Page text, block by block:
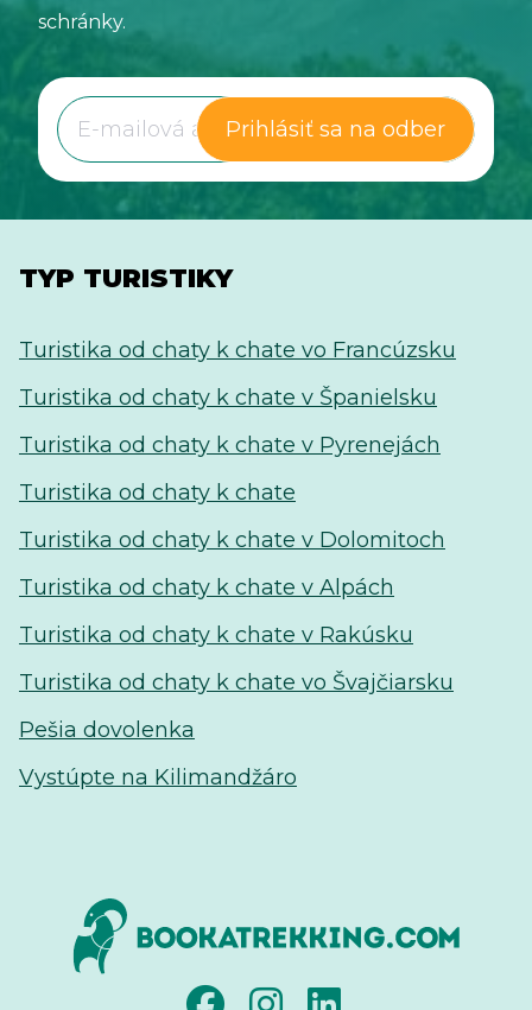
schránky.
Prihlásiť sa na odber
TYP TURISTIKY
Turistika od chaty k chate vo Francúzsku
Turistika od chaty k chate v Španielsku
Turistika od chaty k chate v Pyrenejách
Turistika od chaty k chate
Turistika od chaty k chate v Dolomitoch
Turistika od chaty k chate v Alpách
Turistika od chaty k chate v Rakúsku
Turistika od chaty k chate vo Švajčiarsku
Pešia dovolenka
Vystúpte na Kilimandžáro